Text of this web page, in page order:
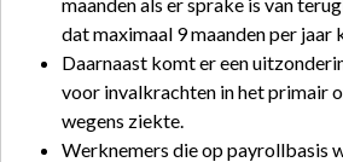
dat maximaal 9 maanden per jaar
Daarnaast komt er een
voor invalkrachten in het primair
wegens ziekte.
Werknemers die op payrollbasis